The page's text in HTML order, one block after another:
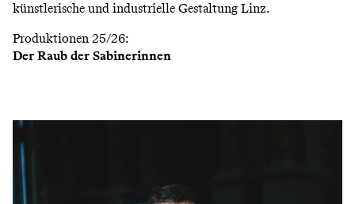
künstlerische und industrielle Gestaltung Linz.
Produktionen 25/26:
Der Raub der Sabinerinnen